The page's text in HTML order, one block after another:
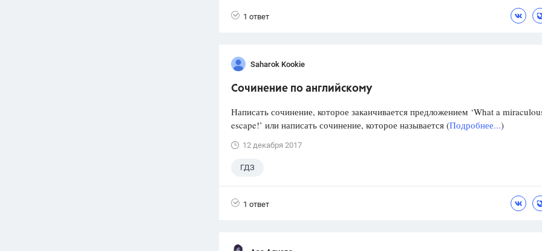
1 ответ
Saharok Kookie
Сочинение по английскому
Написать сочинение, которое заканчивается предложением ‘What a
escape!’ или написать сочинение, которое называется (Подробнее...)
12 декабря 2017
ГДЗ
1 ответ